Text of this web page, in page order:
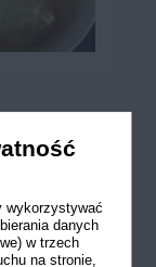
wykorzystywać
danych
w trzech
na stronie,